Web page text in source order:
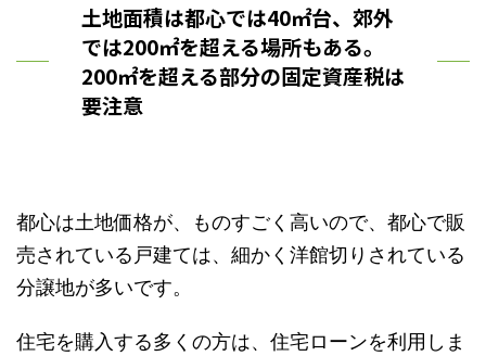
土地面積は都心では40㎡台、郊外
では200㎡を超える場所もある。
200㎡を超える部分の固定資産税は
要注意
都心は土地価格が、ものすごく高いので、都心で販
売されている戸建ては、細かく洋館切りされている
分譲地が多いです。
住宅を購入する多くの方は、住宅ローンを利用しま